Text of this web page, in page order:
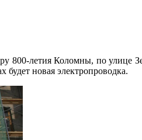
800-летия Коломны, по улице
новая электропроводка.